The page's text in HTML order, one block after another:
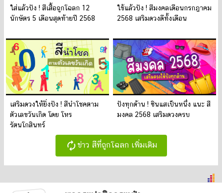
ใส่แล้วปัง ! สีเสื้อถูกโฉลก 12
นักษัตร 5 เดือนสุดท้ายปี 2568
ใช้แล้วปัง ! สีมงคลเดือนกรกฎาคม
2568 เสริมดวงดีทั้งเดือน
เสริมดวงให้ยิ่งปัง ! สีนำโชคตาม
ตัวเลขวันเกิด โดย โหร
รัตนโกสินทร์
ปังทุกด้าน ! ซินแสเป็นหนึ่ง แนะ สี
มงคล 2568 เสริมดวงครบ
autorenew ข่าว สีที่ถูกโฉลก เพิ่มเติม